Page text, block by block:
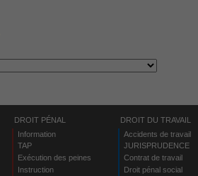
DROIT PÉNAL
Information
TAP
Exécution des peines
Instruction
DROIT DU TRAVAIL
Accidents de travail
JURISPRUDENCE
Contrat de travail
Droit pénal social